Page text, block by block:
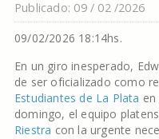
Publicado: 09 / 02 /2026
09/02/2026 18:14hs.
En un giro inesperado,
de ser oficializado como
Estudiantes de La Plata
domingo, el equipo
Riestra con la urgente